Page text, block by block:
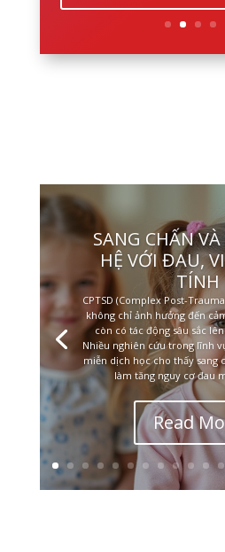
SANG CHẤN
HỆ VỚI ĐAU,
TÍNH
CPTSD (Complex Post-
không chỉ ảnh hưởng đến
còn có tác động sâu sắc
Nhiều nghiên cứu trong lĩnh
miễn dịch học cho thấy sang
làm tăng nguy cơ đau
Read